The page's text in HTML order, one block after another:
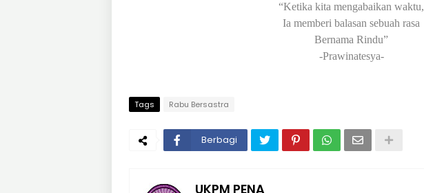
“Ketika kita mengabaikan waktu,
Ia memberi balasan sebuah rasa
Bernama Rindu”
-Prawinatesya-
Tags Rabu Bersastra
Berbagi
UKPM PENA